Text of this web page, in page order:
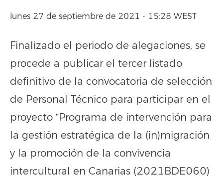
lunes 27 de septiembre de 2021 - 15:28 WEST
Finalizado el periodo de alegaciones, se
procede a publicar el tercer listado
definitivo de la convocatoria de selección
de Personal Técnico para participar en el
proyecto “Programa de intervención para
la gestión estratégica de la (in)migración
y la promoción de la convivencia
intercultural en Canarias (2021BDE060)